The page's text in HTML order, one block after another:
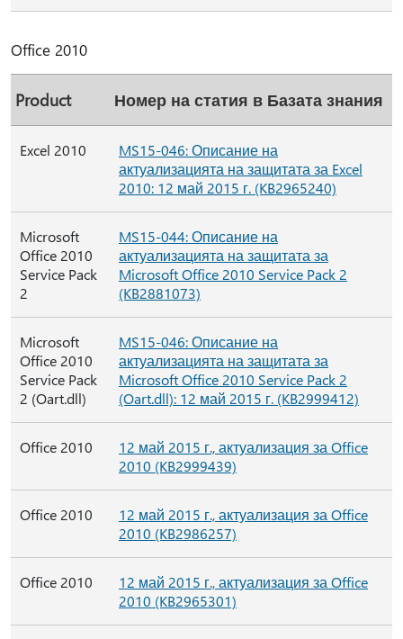
Office 2010
Product Номер на статия в Базата знания
Excel 2010
MS15-046: Описание на
актуализацията на защитата за Excel
2010: 12 май 2015 г. (KB2965240)
Microsoft
Office 2010
Service Pack
2
MS15-044: Описание на
актуализацията на защитата за
Microsoft Office 2010 Service Pack 2
(KB2881073)
Microsoft
Office 2010
Service Pack
2 (Oart.dll)
MS15-046: Описание на
актуализацията на защитата за
Microsoft Office 2010 Service Pack 2
(Oart.dll): 12 май 2015 г. (KB2999412)
Office 2010
12 май 2015 г., актуализация за Office
2010 (KB2999439)
Office 2010
12 май 2015 г., актуализация за Office
2010 (KB2986257)
Office 2010
12 май 2015 г., актуализация за Office
2010 (KB2965301)